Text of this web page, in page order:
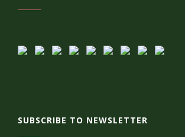
SUBSCRIBE TO NEWSLETTER